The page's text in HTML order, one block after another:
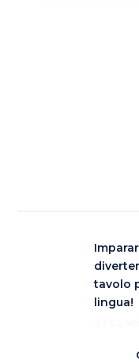
tavolo
lingua!